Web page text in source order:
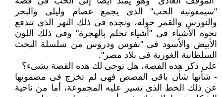
"سيمفونية الحب" الذى يجمع عصام وليلى والبحر
والنورس والقمر حوله، ونجده فى ذلك النهر الذى تندفع
نحوه الأشياء فى "أشياء تحلم بالهجرة" وفى ذلك اللون
الأبيض والأسود فى "نفوس ودروس من سلسلة البحث
السلطانية الغورية فى بلاد مصر".
على ذكر هذه القصة، هل توحى لك هذه القصة بشىء؟
- شأنها شأن باقى القصص فهى لم تخرج فى مضمونها
عن ذلك الخط الذى تسير عليه المجموعة، أما من ناحية